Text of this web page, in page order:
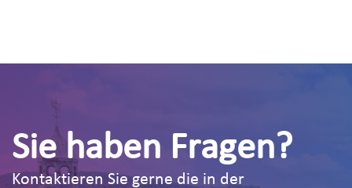
Sie haben Fragen?
Kontaktieren Sie gerne die in der